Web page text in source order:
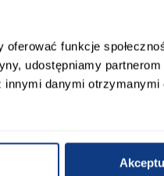
funkcje
udostępniamy partnerom
danymi otrzymanymi
siedziska: